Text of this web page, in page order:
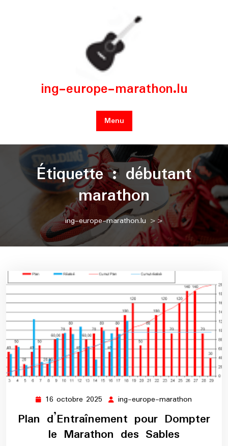
ing-europe-marathon.lu
Menu
Étiquette : débutant
marathon
ing-europe-marathon.lu >>
16 octobre 2025 16
octobre
2025
ing-europe-marathon
europe-
marathon
Plan d’Entraînement pour Dompter
le Marathon des Sables